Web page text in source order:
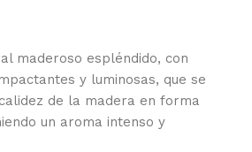
maderoso espléndido, con
y luminosas, que se
de la madera en forma
un aroma intenso y